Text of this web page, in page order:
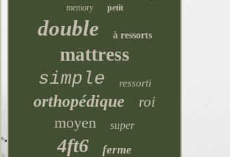
memory petit
double à ressorts
mattress
simple
ressorti
orthopédique roi
moyen super
4ft6 ferme